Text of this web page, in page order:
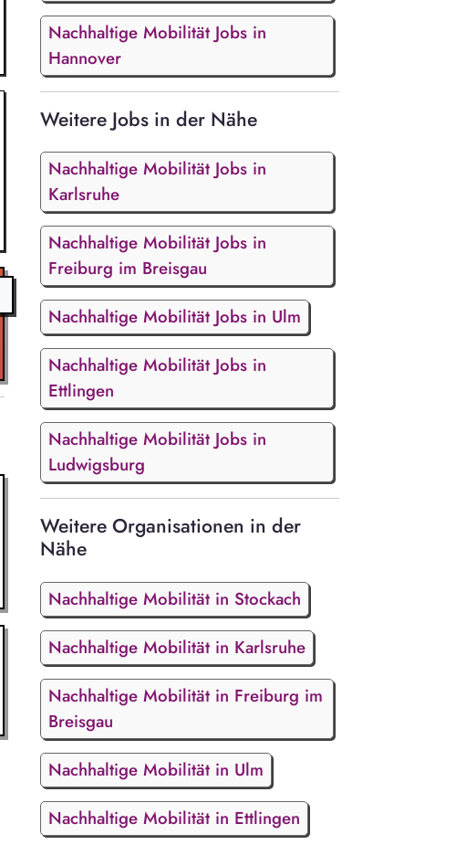
Nachhaltige Mobilität Jobs in
Hannover
Weitere Jobs in der Nähe
Nachhaltige Mobilität Jobs in
Karlsruhe
Nachhaltige Mobilität Jobs in
Freiburg im Breisgau
Nachhaltige Mobilität Jobs in Ulm
Nachhaltige Mobilität Jobs in
Ettlingen
Nachhaltige Mobilität Jobs in
Ludwigsburg
Weitere Organisationen in der
Nähe
Nachhaltige Mobilität in Stockach
Nachhaltige Mobilität in Karlsruhe
Nachhaltige Mobilität in Freiburg im
Breisgau
Nachhaltige Mobilität in Ulm
Nachhaltige Mobilität in Ettlingen